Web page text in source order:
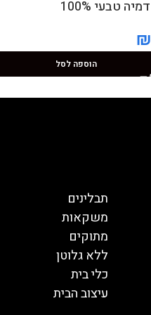
₪
הוספה לסל
תבלינים
משקאות
מתוקים
ללא גלוטן
כלי בית
עיצוב הבית